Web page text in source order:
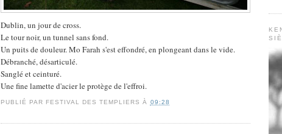
Dublin, un jour de cross.
Le tour noir, un tunnel sans fond.
Un puits de douleur. Mo Farah s'est effondré, en plongeant dans le vide.
Débranché, désarticulé.
Sanglé et ceinturé.
Une fine lamette d'acier le protège de l'effroi.
PUBLIÉ PAR FESTIVAL DES TEMPLIERS À 09:28